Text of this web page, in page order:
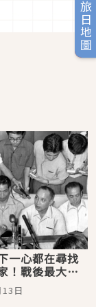
旅日地圖
一心都在尋找
！戰後最大的
展ちゃん誘拐
日